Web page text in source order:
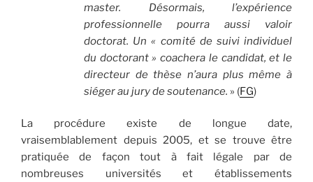
master. Désormais, l’expérience
professionnelle pourra aussi valoir
doctorat. Un « comité de suivi individuel
du doctorant » coachera le candidat, et le
directeur de thèse n’aura plus même à
siéger au jury de soutenance. » (FG)
La procédure existe de longue date,
vraisemblablement depuis 2005, et se trouve être
pratiquée de façon tout à fait légale par de
nombreuses universités et établissements